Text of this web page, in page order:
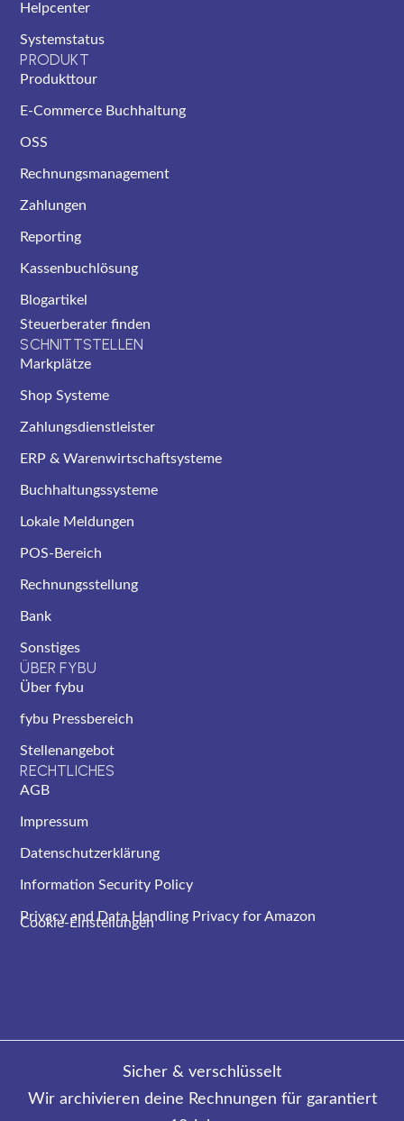
Helpcenter
Systemstatus
PRODUKT
Produkttour
E-Commerce Buchhaltung
OSS
Rechnungsmanagement
Zahlungen
Reporting
Kassenbuchlösung
Blogartikel
Steuerberater finden
SCHNITTSTELLEN
Markplätze
Shop Systeme
Zahlungsdienstleister
ERP & Warenwirtschaftsysteme
Buchhaltungssysteme
Lokale Meldungen
POS-Bereich
Rechnungsstellung
Bank
Sonstiges
ÜBER FYBU
Über fybu
fybu Pressbereich
Stellenangebot
RECHTLICHES
AGB
Impressum
Datenschutzerklärung
Information Security Policy
Privacy and Data Handling Privacy for Amazon
Cookie-Einstellungen
Sicher & verschlüsselt
Wir archivieren deine Rechnungen für garantiert